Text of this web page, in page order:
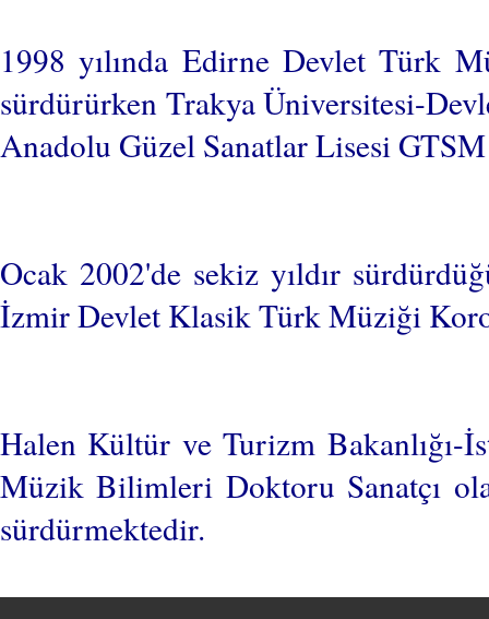
1998 yılında Edirne Devlet Türk
sürdürürken Trakya Üniversitesi-
Anadolu Güzel Sanatlar Lisesi
Ocak 2002'de sekiz yıldır
İzmir Devlet Klasik Türk Müziği
Halen Kültür ve Turizm
Müzik Bilimleri Doktoru Sanatçı
sürdürmektedir.